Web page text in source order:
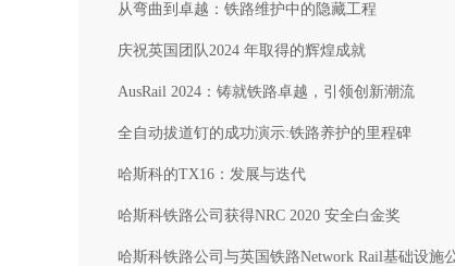
从弯曲到卓越：铁路维护中的隐藏工程
庆祝英国团队2024 年取得的辉煌成就
AusRail 2024：铸就铁路卓越，引领创新潮流
全自动拔道钉的成功演示:铁路养护的里程碑
哈斯科的TX16：发展与迭代
哈斯科铁路公司获得NRC 2020 安全白金奖
哈斯科铁路公司与英国铁路Network Rail基础设施公司签署了为